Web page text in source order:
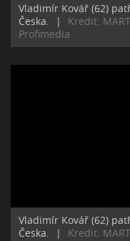
Vladimír Kovář (62)
Česka.
|
Kredit:
Profimedia
Vladimír Kovář (62)
Česka.
|
Kredit: